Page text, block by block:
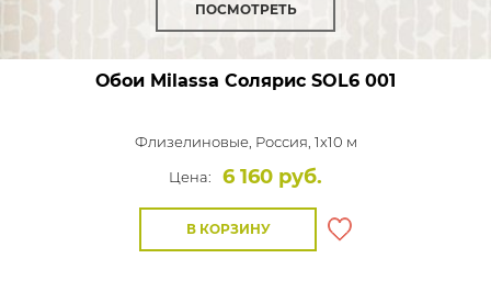
ПОСМОТРЕТЬ
Обои Milassa Солярис SOL6 001
Флизелиновые, Россия, 1x10 м
Цена:
6 160 руб.
В КОРЗИНУ